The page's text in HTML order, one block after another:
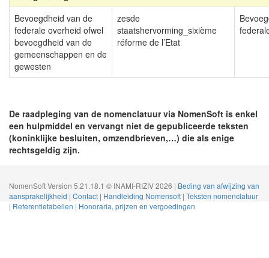
Bevoegdheid van de
federale overheid ofwel
bevoegdheid van de
gemeenschappen en de
gewesten
zesde
staatshervorming_sixième
réforme de l’Etat
De raadpleging van de nomenclatuur via NomenSoft is enkel
een hulpmiddel en vervangt niet de gepubliceerde teksten
(koninklijke besluiten, omzendbrieven,…) die als enige
rechtsgeldig zijn.
NomenSoft Version 5.21.18.1 © INAMI-RIZIV 2026 | Beding van afwijzing van
aansprakelijkheid | Contact | Handleiding Nomensoft | Teksten nomenclatuur
| Referentietabellen | Honoraria, prijzen en vergoedingen